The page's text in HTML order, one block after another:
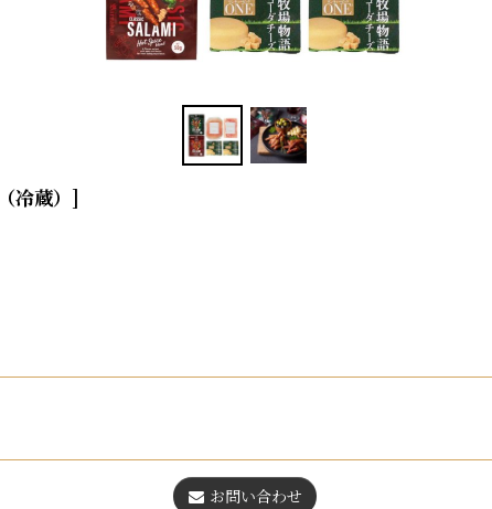
蔵） ]
お問い合わせ